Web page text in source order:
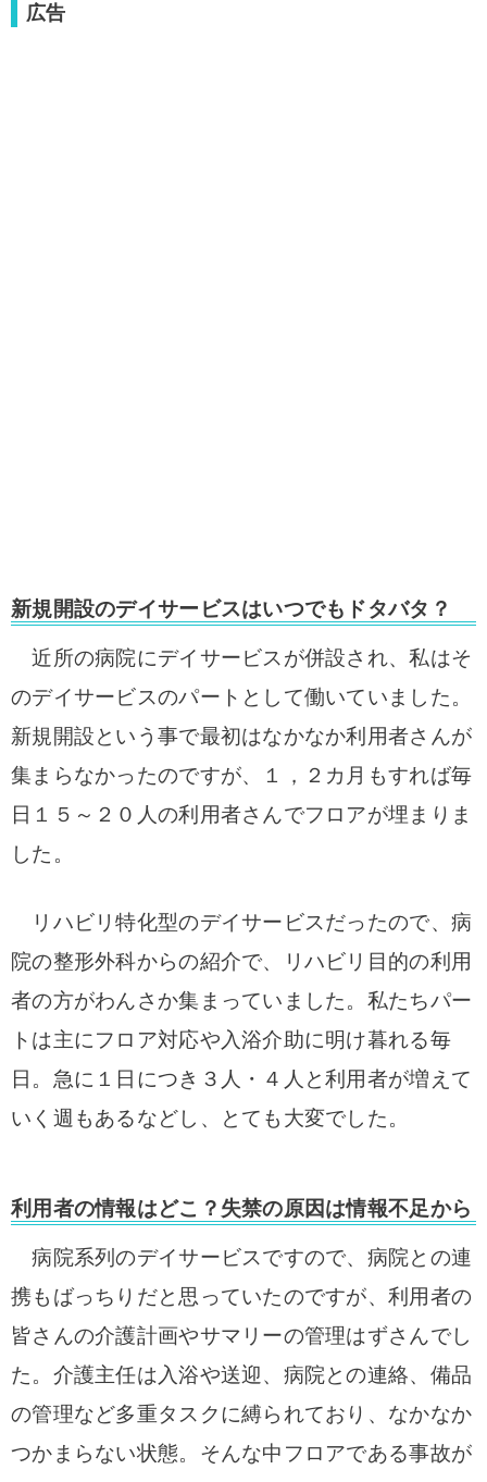
広告
新規開設のデイサービスはいつでもドタバタ？
近所の病院にデイサービスが併設され、私はそ
のデイサービスのパートとして働いていました。
新規開設という事で最初はなかなか利用者さんが
集まらなかったのですが、１，２カ月もすれば毎
日１５～２０人の利用者さんでフロアが埋まりま
した。
リハビリ特化型のデイサービスだったので、病
院の整形外科からの紹介で、リハビリ目的の利用
者の方がわんさか集まっていました。私たちパー
トは主にフロア対応や入浴介助に明け暮れる毎
日。急に１日につき３人・４人と利用者が増えて
いく週もあるなどし、とても大変でした。
利用者の情報はどこ？失禁の原因は情報不足から
病院系列のデイサービスですので、病院との連
携もばっちりだと思っていたのですが、利用者の
皆さんの介護計画やサマリーの管理はずさんでし
た。介護主任は入浴や送迎、病院との連絡、備品
の管理など多重タスクに縛られており、なかなか
つかまらない状態。そんな中フロアである事故が